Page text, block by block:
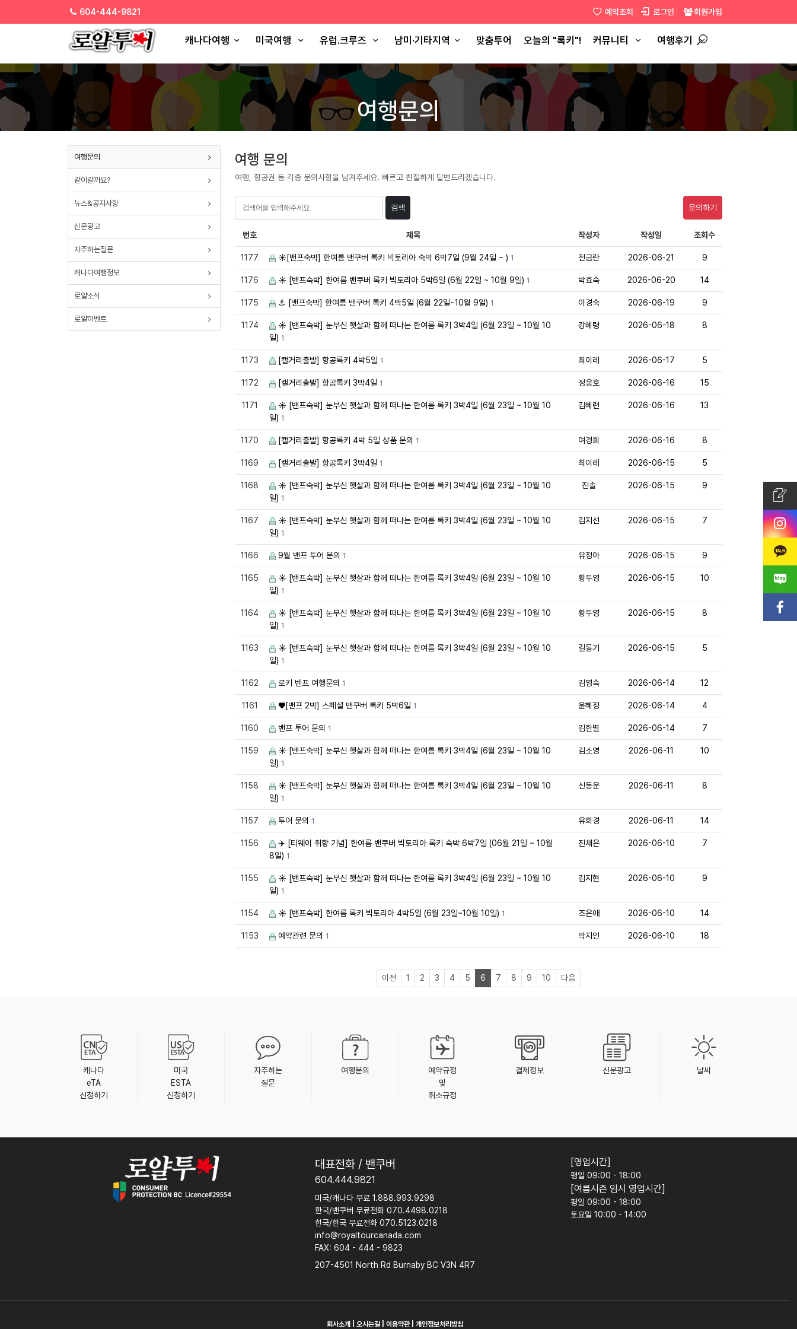
604-444-9821 예약조회 로그인 회원가입
캐나다여행 미국여행 유럽.크루즈 남미·기타지역 맞춤투어 오늘의 "록키"! 커뮤니티 여행후기
여행문의
여행문의
같이갈까요?
뉴스&공지사항
신문광고
자주하는질문
캐나다여행정보
로얄소식
로얄이벤트
여행 문의
여행, 항공권 등 각종 문의사항을 남겨주세요. 빠르고 친절하게 답변드리겠습니다.
검색 문의하기
번호 제목 작성자 작성일 조회수
1177 ☀️[밴프숙박] 한여름 밴쿠버 록키 빅토리아 숙박 6박7일 (9월 24일 ~ ) 1 전금란 2026-06-21 9
1176 ☀️ [밴프숙박] 한여름 밴쿠버 록키 빅토리아 5박6일 (6월 22일 ~ 10월 9일) 1 박효숙 2026-06-20 14
1175 ⚓ [밴프숙박] 한여름 밴쿠버 록키 4박5일 (6월 22일~10월 9일) 1 이경숙 2026-06-19 9
1174
☀️ [밴프숙박] 눈부신 햇살과 함께 떠나는 한여름 록키 3박4일 (6월 23일 ~ 10월 10
일) 1
강혜령 2026-06-18 8
1173 [캘거리출발] 항공록키 4박5일 1 최이레 2026-06-17 5
1172 [캘거리출발] 항공록키 3박4일 1 정웅호 2026-06-16 15
1171
☀️ [밴프숙박] 눈부신 햇살과 함께 떠나는 한여름 록키 3박4일 (6월 23일 ~ 10월 10
일) 1
김혜련 2026-06-16 13
1170 [캘거리출발] 항공록키 4박 5일 상품 문의 1 여경희 2026-06-16 8
1169 [캘거리출발] 항공록키 3박4일 1 최이레 2026-06-15 5
1168
☀️ [밴프숙박] 눈부신 햇살과 함께 떠나는 한여름 록키 3박4일 (6월 23일 ~ 10월 10
일) 1
진솔 2026-06-15 9
1167
☀️ [밴프숙박] 눈부신 햇살과 함께 떠나는 한여름 록키 3박4일 (6월 23일 ~ 10월 10
일) 1
김지선 2026-06-15 7
1166 9월 밴프 투어 문의 1 유정아 2026-06-15 9
1165
☀️ [밴프숙박] 눈부신 햇살과 함께 떠나는 한여름 록키 3박4일 (6월 23일 ~ 10월 10
일) 1
황두영 2026-06-15 10
1164
☀️ [밴프숙박] 눈부신 햇살과 함께 떠나는 한여름 록키 3박4일 (6월 23일 ~ 10월 10
일) 1
황두영 2026-06-15 8
1163
☀️ [밴프숙박] 눈부신 햇살과 함께 떠나는 한여름 록키 3박4일 (6월 23일 ~ 10월 10
일) 1
길동기 2026-06-15 5
1162 로키 벤프 여행문의 1 김영숙 2026-06-14 12
1161 ♥️[밴프 2박] 스페셜 밴쿠버 록키 5박6일 1 윤혜정 2026-06-14 4
1160 밴프 투어 문의 1 김한별 2026-06-14 7
1159
☀️ [밴프숙박] 눈부신 햇살과 함께 떠나는 한여름 록키 3박4일 (6월 23일 ~ 10월 10
일) 1
김소영 2026-06-11 10
1158
☀️ [밴프숙박] 눈부신 햇살과 함께 떠나는 한여름 록키 3박4일 (6월 23일 ~ 10월 10
일) 1
신동운 2026-06-11 8
1157 투어 문의 1 유희경 2026-06-11 14
1156
✈️ [티웨이 취항 기념] 한여름 밴쿠버 빅토리아 록키 숙박 6박7일 (06월 21일 ~ 10월
8일) 1
진채은 2026-06-10 7
1155
☀️ [밴프숙박] 눈부신 햇살과 함께 떠나는 한여름 록키 3박4일 (6월 23일 ~ 10월 10
일) 1
김지현 2026-06-10 9
1154 ☀️ [밴프숙박] 한여름 록키 빅토리아 4박5일 (6월 23일~10월 10일) 1 조은애 2026-06-10 14
1153 예약관련 문의 1 박지인 2026-06-10 18
이전 1 2 3 4 5 6 7 8 9 10 다음
캐나다
eTA
신청하기
미국
ESTA
신청하기
자주하는
질문
여행문의
예약규정
및
취소규정
결제정보 신문광고 날씨
대표전화 / 밴쿠버
604.444.9821
미국/캐나다 무료 1.888.993.9298
한국/밴쿠버 무료전화 070.4498.0218
한국/한국 무료전화 070.5123.0218
info@royaltourcanada.com
FAX: 604 - 444 - 9823
207-4501 North Rd Burnaby BC V3N 4R7
[영업시간]
평일 09:00 - 18:00
[여름시즌 임시 영업시간]
평일 09:00 - 18:00
토요일 10:00 - 14:00
회사소개 오시는길 이용약관| 개인정보처리방침